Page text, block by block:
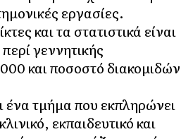
εργασίες.
και τα στατιστικά είναι
γεννητικής
και ποσοστό διακομιδών
ένα τμήμα που εκπληρώνει
εκπαιδευτικό και